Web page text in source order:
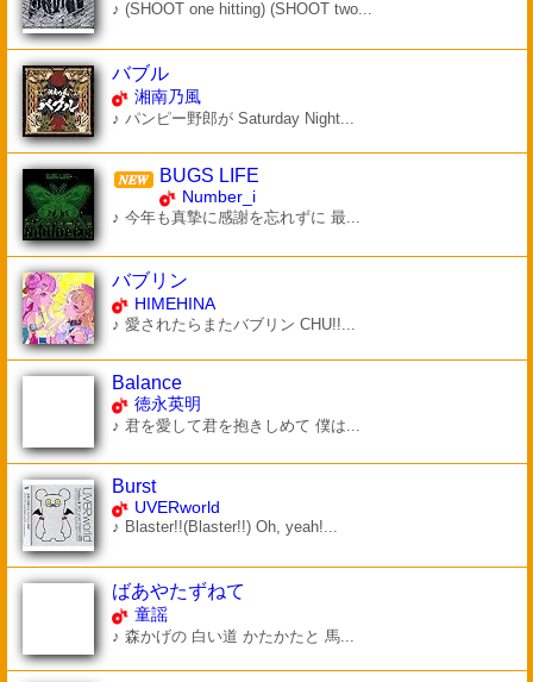
♪ (SHOOT one hitting) (SHOOT two...
バブル
湘南乃風
♪ パンピー野郎が Saturday Night...
BUGS LIFE
Number_i
♪ 今年も真摯に感謝を忘れずに 最...
バブリン
HIMEHINA
♪ 愛されたらまたバブリン CHU!!...
Balance
徳永英明
♪ 君を愛して君を抱きしめて 僕は...
Burst
UVERworld
♪ Blaster!!(Blaster!!) Oh, yeah!...
ばあやたずねて
童謡
♪ 森かげの 白い道 かたかたと 馬...